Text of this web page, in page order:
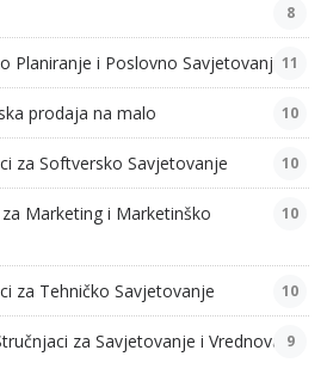
8
Planiranje i Poslovno Savjetovanje11
prodaja na malo 10
za Softversko Savjetovanje 10
Marketing i Marketinško
10
za Tehničko Savjetovanje 10
za Savjetovanje i Vrednovanje
9